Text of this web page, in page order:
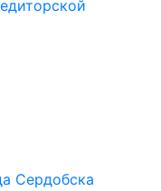
Сердобска